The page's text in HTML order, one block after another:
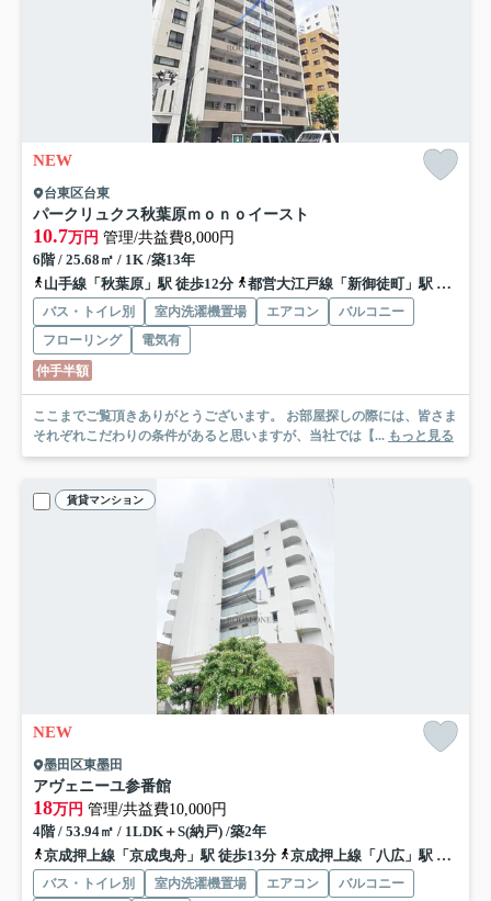
NEW
台東区台東
パークリュクス秋葉原ｍｏｎｏイースト
10.7万円 管理/共益費8,000円
6階 / 25.68㎡ / 1K /築13年
山手線「秋葉原」駅 徒歩12分
都営大江戸線「新御徒町」駅 徒歩7分
バス・トイレ別 室内洗濯機置場 エアコン
バルコニー
フローリング
電気有
仲手半額
ここまでご覧頂きありがとうございます。 お部屋探しの際には、皆さま
それぞれこだわりの条件があると思いますが、当社では【... もっと見る
賃貸マンション
NEW
墨田区東墨田
アヴェニーユ参番館
18万円 管理/共益費10,000円
4階 / 53.94㎡ / 1LDK＋S(納戸) /築2年
京成押上線「京成曳舟」駅 徒歩13分
京成押上線「八広」駅 徒歩17分
バス・トイレ別 室内洗濯機置場 エアコン
バルコニー